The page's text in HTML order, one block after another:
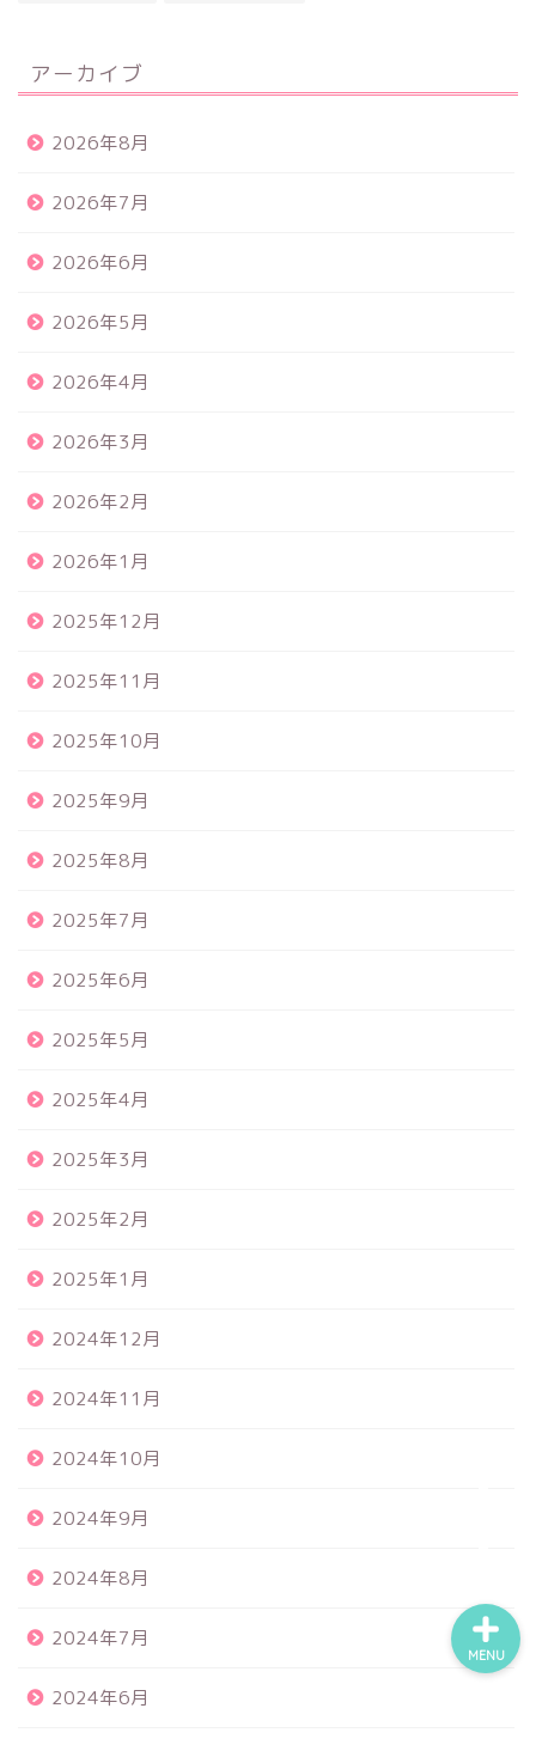
アーカイブ
2026年8月
2026年7月
2026年6月
2026年5月
2026年4月
2026年3月
2026年2月
2026年1月
2025年12月
2025年11月
2025年10月
2025年9月
2025年8月
2025年7月
2025年6月
2025年5月
2025年4月
2025年3月
2025年2月
2025年1月
2024年12月
2024年11月
2024年10月
2024年9月
2024年8月
2024年7月
2024年6月
MENU